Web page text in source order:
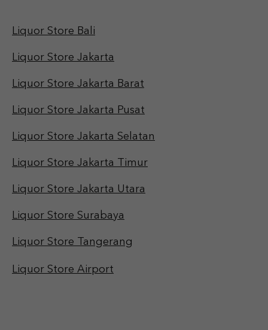
Liquor Store Bali
Liquor Store Jakarta
Liquor Store Jakarta Barat
Liquor Store Jakarta Pusat
Liquor Store Jakarta Selatan
Liquor Store Jakarta Timur
Liquor Store Jakarta Utara
Liquor Store Surabaya
Liquor Store Tangerang
Liquor Store Airport